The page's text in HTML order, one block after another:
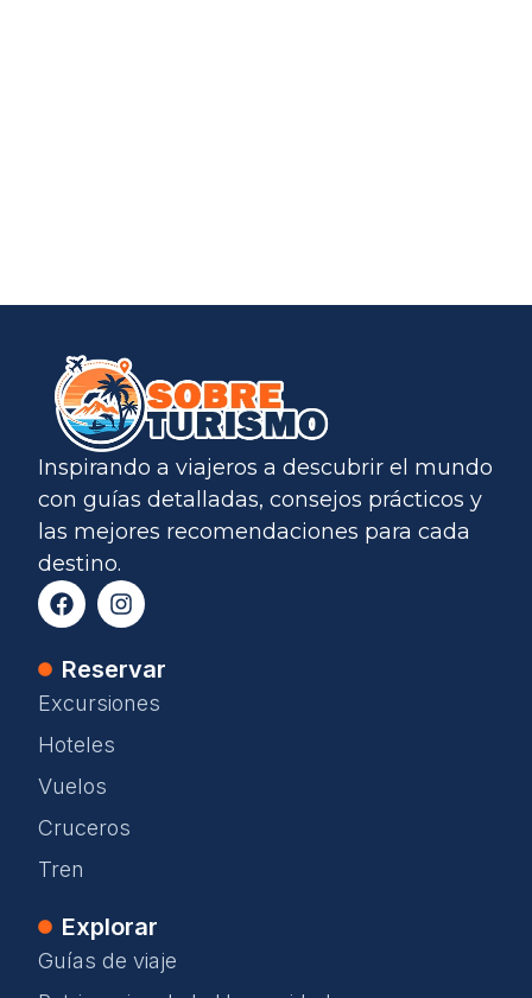
Inspirando a viajeros a descubrir el mundo
con guías detalladas, consejos prácticos y
las mejores recomendaciones para cada
destino.
Reservar
Excursiones
Hoteles
Vuelos
Cruceros
Tren
Explorar
Guías de viaje